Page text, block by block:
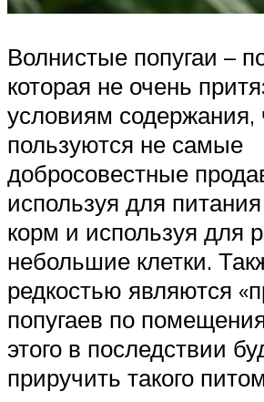
Волнистые попугаи –
которая не очень
условиям содержания,
пользуются не самые
добросовестные
используя для
корм и используя для
небольшие клетки.
редкостью являются
попугаев по
этого в последствии
приручить такого